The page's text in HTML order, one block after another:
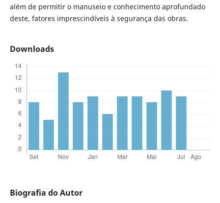
além de permitir o manuseio e conhecimento aprofundado
deste, fatores imprescindíveis à segurança das obras.
Downloads
Biografia do Autor